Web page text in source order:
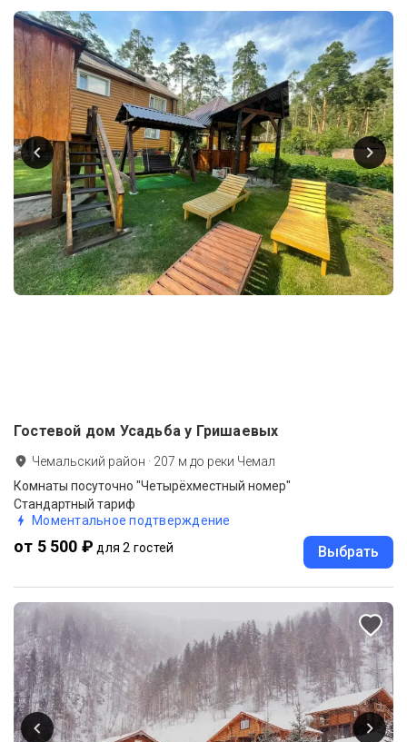
Гостевой дом Усадьба у Гришаевых
Чемальский район · 207 м до реки Чемал
Комнаты посуточно "Четырёхместный номер"
Стандартный тариф
Моментальное подтверждение
от 5 500 ₽ для 2 гостей Выбрать